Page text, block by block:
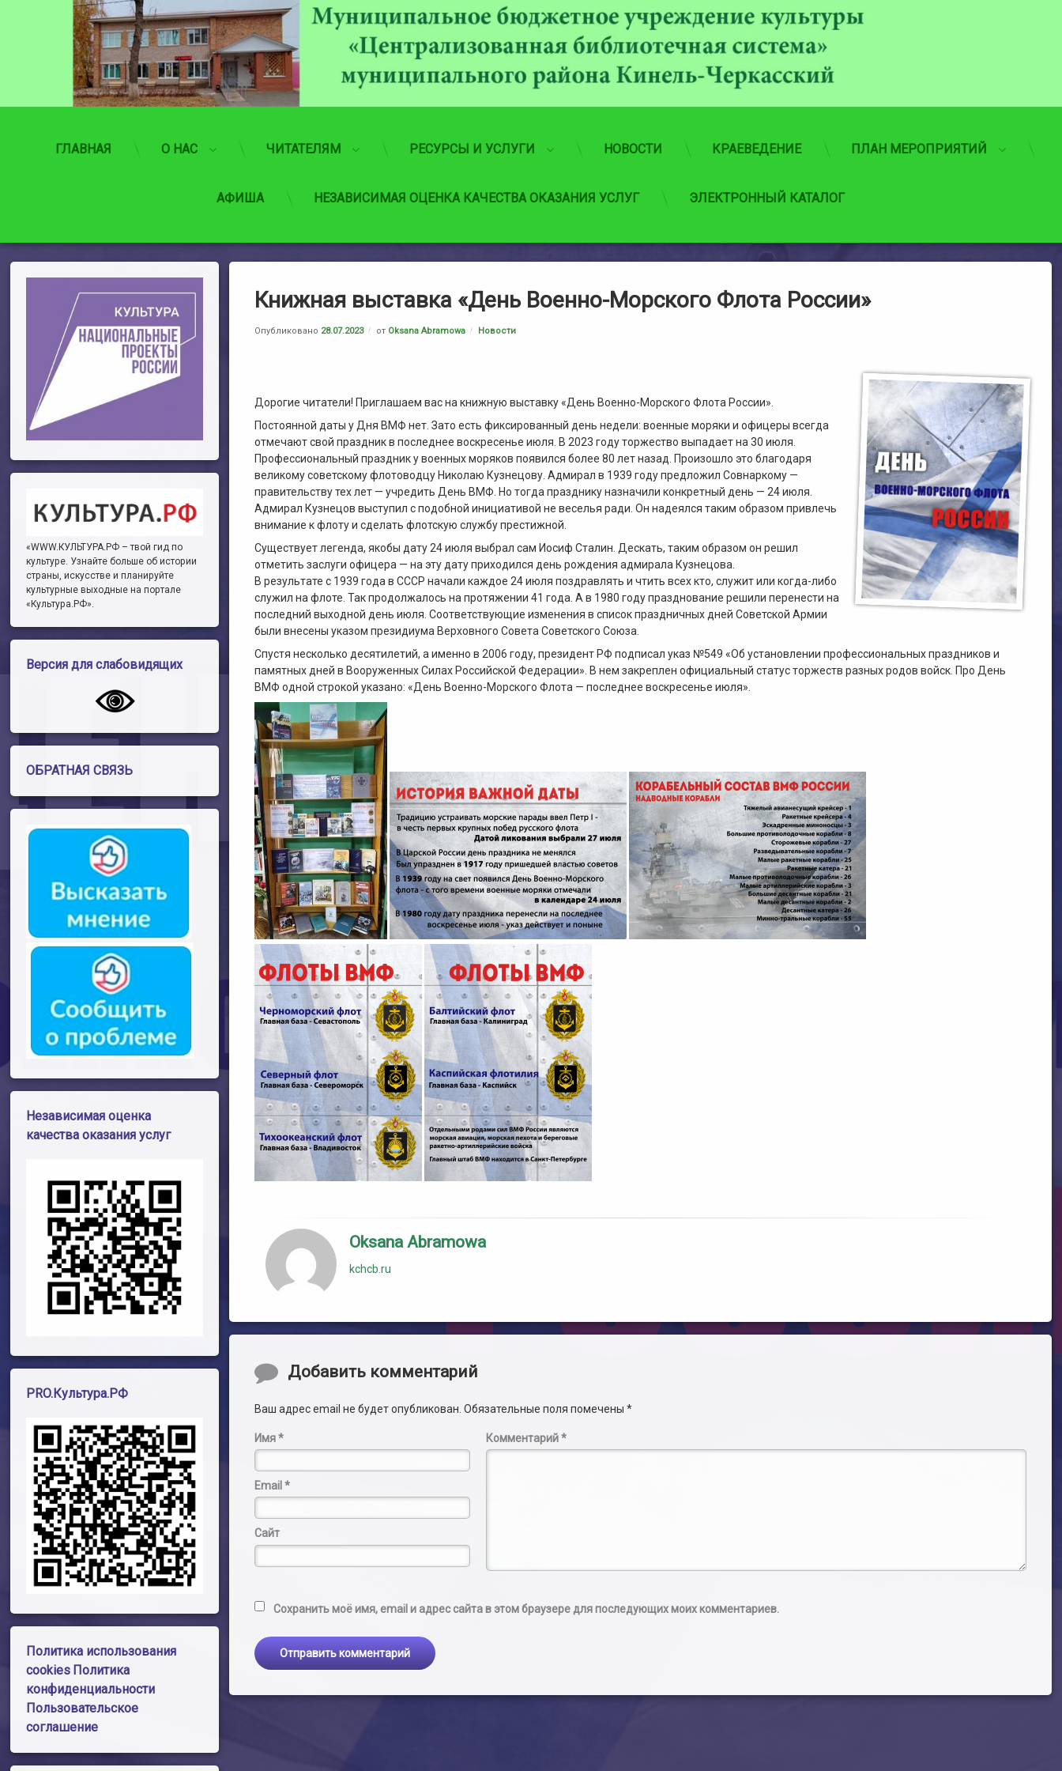
содержимому
ГЛАВНАЯ О НАС ЧИТАТЕЛЯМ РЕСУРСЫ И УСЛУГИ НОВОСТИ КРАЕВЕДЕНИЕ ПЛАН МЕРОПРИЯТИЙ
АФИША НЕЗАВИСИМАЯ ОЦЕНКА КАЧЕСТВА ОКАЗАНИЯ УСЛУГ ЭЛЕКТРОННЫЙ КАТАЛОГ
Книжная выставка «День Военно-Морского Флота России»
Опубликовано 28.07.2023 от Oksana Abramowa Рубрики:
Новости
Дорогие читатели! Приглашаем вас на книжную выставку «День Военно-Морского Флота России».
Постоянной даты у Дня ВМФ нет. Зато есть фиксированный день недели: военные моряки и офицеры всегда
отмечают свой праздник в последнее воскресенье июля. В 2023 году торжество выпадает на 30 июля.
Профессиональный праздник у военных моряков появился более 80 лет назад. Произошло это благодаря
великому советскому флотоводцу Николаю Кузнецову. Адмирал в 1939 году предложил Совнаркому —
правительству тех лет — учредить День ВМФ. Но тогда празднику назначили конкретный день — 24 июля.
Адмирал Кузнецов выступил с подобной инициативой не веселья ради. Он надеялся таким образом привлечь
внимание к флоту и сделать флотскую службу престижной.
Существует легенда, якобы дату 24 июля выбрал сам Иосиф Сталин. Дескать, таким образом он решил
отметить заслуги офицера — на эту дату приходился день рождения адмирала Кузнецова.
В результате с 1939 года в СССР начали каждое 24 июля поздравлять и чтить всех кто, служит или когда-либо
служил на флоте. Так продолжалось на протяжении 41 года. А в 1980 году празднование решили перенести на
последний выходной день июля. Соответствующие изменения в список праздничных дней Советской Армии
были внесены указом президиума Верховного Совета Советского Союза.
Спустя несколько десятилетий, а именно в 2006 году, президент РФ подписал указ №549 «Об установлении профессиональных праздников и
памятных дней в Вооруженных Силах Российской Федерации». В нем закреплен официальный статус торжеств разных родов войск. Про День
ВМФ одной строкой указано: «День Военно-Морского Флота — последнее воскресенье июля».
Oksana Abramowa
kchcb.ru
Комментарии
Добавить комментарий
Ваш адрес email не будет опубликован. Обязательные поля помечены*
Комментарий*
Имя*
Email*
Сайт
Сохранить моё имя, email и адрес сайта в этом браузере для последующих моих комментариев.
«WWW.КУЛЬТУРА.РФ – твой гид по
культуре. Узнайте больше об истории
страны, искусстве и планируйте
культурные выходные на портале
«Культура.РФ».
Версия для слабовидящих
ОБРАТНАЯ СВЯЗЬ
Независимая оценка
качества оказания услуг
PRO.Культура.РФ
Политика использования
cookies Политика
конфиденциальности
Пользовательское
соглашение